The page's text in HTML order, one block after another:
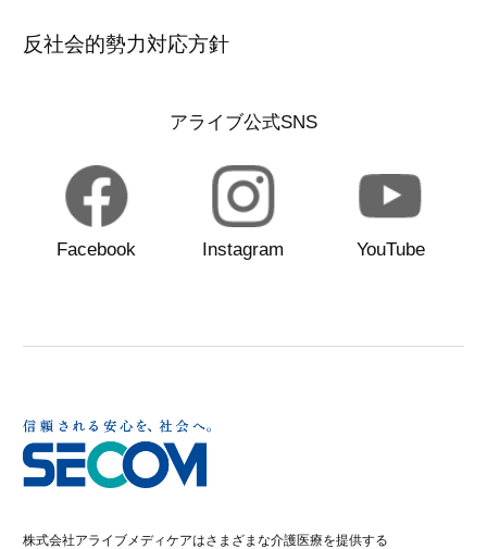
反社会的勢力対応方針
アライブ公式SNS
Facebook Instagram YouTube
株式会社アライブメディケアはさまざまな介護医療を提供する